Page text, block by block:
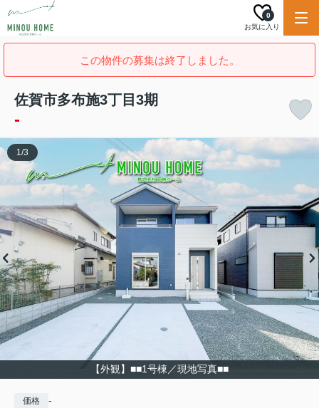
お気に入り
0
この物件の募集は終了しました。
佐賀市多布施3丁目3期
-
【外観】■■1号棟／現地写真■■
1/3
価格 -